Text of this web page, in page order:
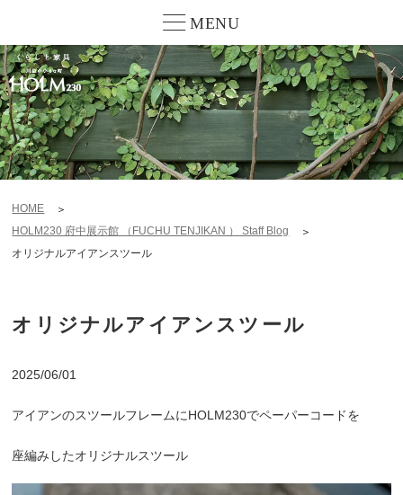
MENU
HOME
HOLM230 府中展示館 （FUCHU TENJIKAN ） Staff Blog
オリジナルアイアンスツール
オリジナルアイアンスツール
2025/06/01
アイアンのスツールフレームにHOLM230でペーパーコードを
座編みしたオリジナルスツール